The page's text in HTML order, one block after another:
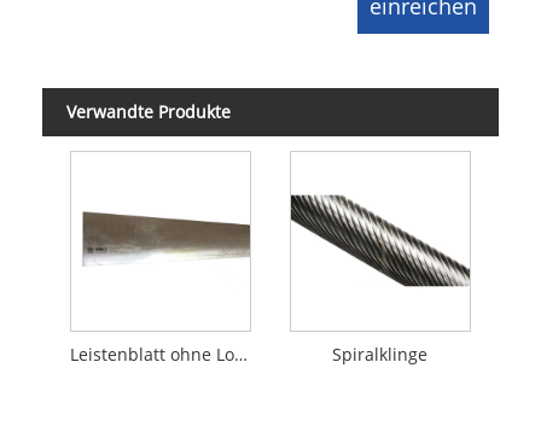
Verwandte Produkte
Leistenblatt ohne Loch Spiralklinge